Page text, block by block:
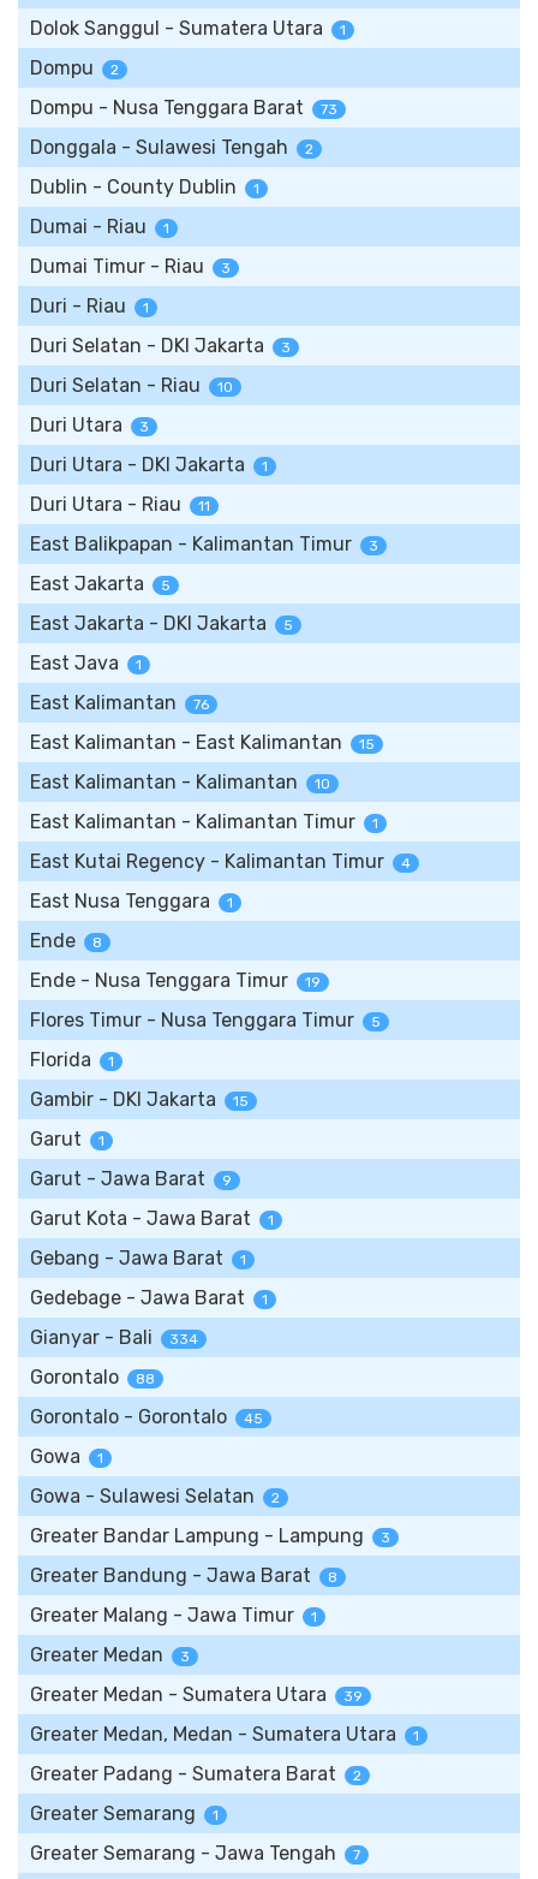
Dolok Sanggul - Sumatera Utara 1
Dompu 2
Dompu - Nusa Tenggara Barat 73
Donggala - Sulawesi Tengah 2
Dublin - County Dublin 1
Dumai - Riau 1
Dumai Timur - Riau 3
Duri - Riau 1
Duri Selatan - DKI Jakarta 3
Duri Selatan - Riau 10
Duri Utara 3
Duri Utara - DKI Jakarta 1
Duri Utara - Riau 11
East Balikpapan - Kalimantan Timur 3
East Jakarta 5
East Jakarta - DKI Jakarta 5
East Java 1
East Kalimantan 76
East Kalimantan - East Kalimantan 15
East Kalimantan - Kalimantan 10
East Kalimantan - Kalimantan Timur 1
East Kutai Regency - Kalimantan Timur 4
East Nusa Tenggara 1
Ende 8
Ende - Nusa Tenggara Timur 19
Flores Timur - Nusa Tenggara Timur 5
Florida 1
Gambir - DKI Jakarta 15
Garut 1
Garut - Jawa Barat 9
Garut Kota - Jawa Barat 1
Gebang - Jawa Barat 1
Gedebage - Jawa Barat 1
Gianyar - Bali 334
Gorontalo 88
Gorontalo - Gorontalo 45
Gowa 1
Gowa - Sulawesi Selatan 2
Greater Bandar Lampung - Lampung 3
Greater Bandung - Jawa Barat 8
Greater Malang - Jawa Timur 1
Greater Medan 3
Greater Medan - Sumatera Utara 39
Greater Medan, Medan - Sumatera Utara 1
Greater Padang - Sumatera Barat 2
Greater Semarang 1
Greater Semarang - Jawa Tengah 7